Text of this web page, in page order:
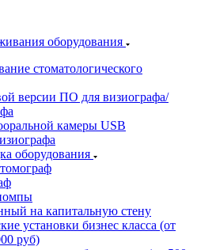
оборудования
стоматологического
версии ПО для визиографа/
камеры USB
оборудования
на капитальную стену
установки бизнес класса (от
руб)